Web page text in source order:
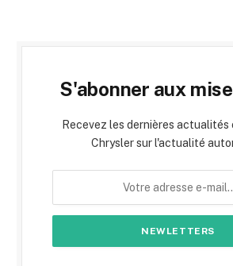
S'abonner aux
Recevez les dernières actualités
Chrysler sur l'actualité